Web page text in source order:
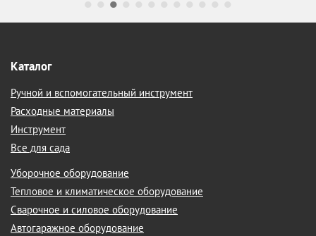
Каталог
Ручной и вспомогательный инструмент
Расходные материалы
Инструмент
Все для сада
Уборочное оборудование
Тепловое и климатическое оборудование
Сварочное и силовое оборудование
Автогаражное оборудование